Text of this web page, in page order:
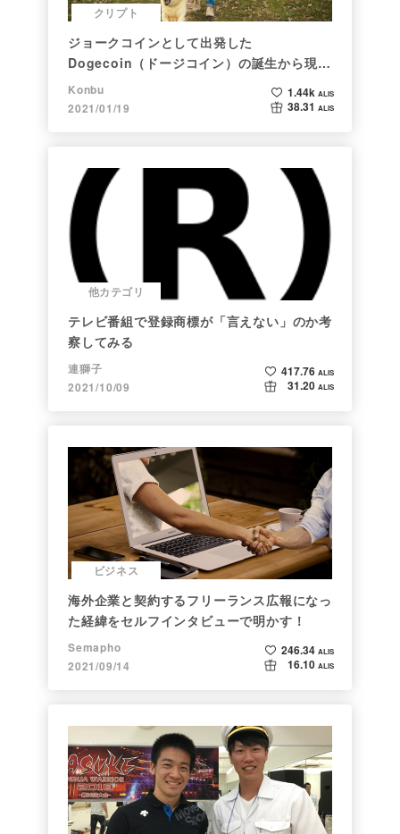
クリプト
ジョークコインとして出発した
Dogecoin（ドージコイン）の誕生から現在
まで。注目される非証券性🐶
Konbu
2021/01/19
1.44k ALIS
38.31 ALIS
他カテゴリ
テレビ番組で登録商標が「言えない」のか考
察してみる
連獅子
2021/10/09
417.76 ALIS
31.20 ALIS
ビジネス
海外企業と契約するフリーランス広報になっ
た経緯をセルフインタビューで明かす！
Semapho
2021/09/14
246.34 ALIS
16.10 ALIS